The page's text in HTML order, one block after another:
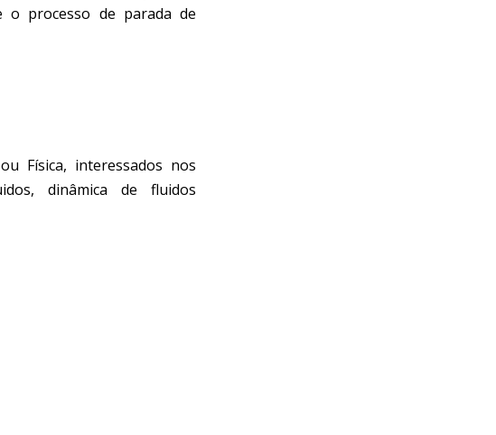
o processo de parada de
Física, interessados nos
dinâmica de fluidos